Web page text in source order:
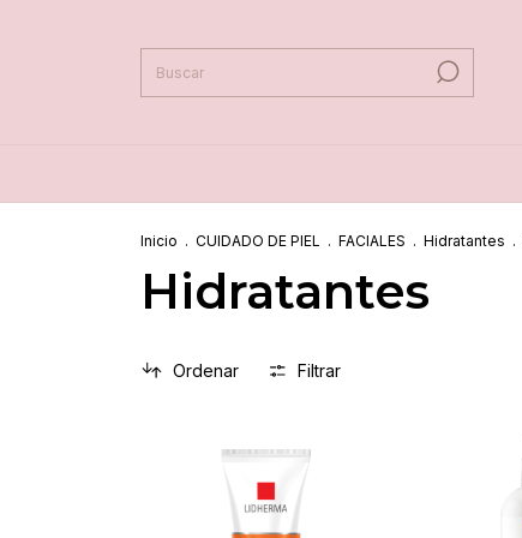
Inicio . CUIDADO DE PIEL . FACIALES . Hidratantes .
Hidratantes
Ordenar Filtrar